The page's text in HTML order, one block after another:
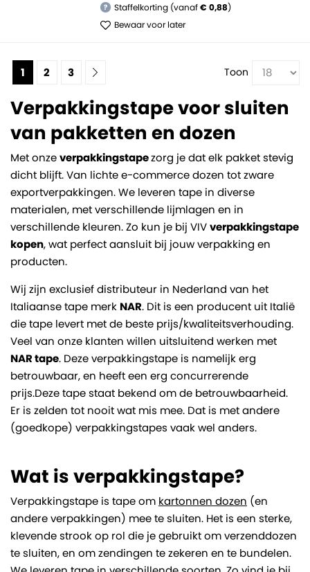
? Staffelkorting (vanaf€ 0,88)
Bewaar voor later
1 2 3 Toon
Verpakkingstape voor sluiten
van pakketten en dozen
Met onzeverpakkingstapezorg je dat elk pakket stevig
dicht blijft. Van lichte e-commerce dozen tot zware
exportverpakkingen. We leveren tape in diverse
materialen, met verschillende lijmlagen en in
verschillende kleuren. Zo kun je bij VIVverpakkingstape
kopen, wat perfect aansluit bij jouw verpakking en
producten.
Wij zijn exclusief distributeur in Nederland van het
Italiaanse tape merk NAR. Dit is een producent uit Italië
die tape levert met de beste prijs/kwaliteitsverhouding.
Veel van onze klanten willen uitsluitend werken met
NAR tape. Deze verpakkingstape is namelijk erg
betrouwbaar, en heeft een erg concurrerende
prijs.Deze tape staat bekend om de betrouwbaarheid.
Er is zelden tot nooit wat mis mee. Dat is met andere
(goedkope) verpakkingstapes vaak wel anders.
Wat is verpakkingstape?
Verpakkingstape is tape om kartonnen dozen (en
andere verpakkingen) mee te sluiten. Het is een sterke,
klevende strook op rol die je gebruikt om verzenddozen
te sluiten, en om zendingen te zekeren en te bundelen.